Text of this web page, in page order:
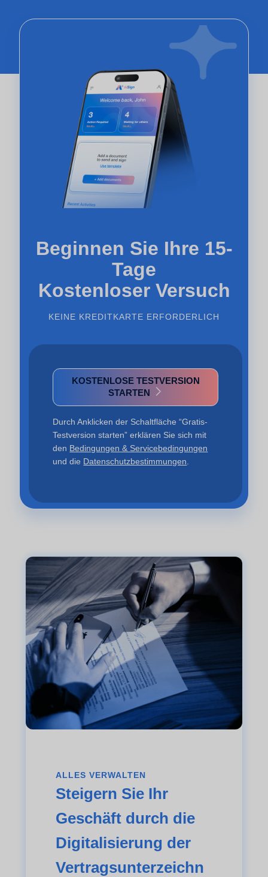
Beginnen Sie Ihre 15-
Tage
Kostenloser Versuch
KEINE KREDITKARTE ERFORDERLICH
KOSTENLOSE TESTVERSION
STARTEN
Durch Anklicken der Schaltfläche “Gratis-
Testversion starten” erklären Sie sich mit
den Bedingungen & Servicebedingungen
und die Datenschutzbestimmungen
ALLES VERWALTEN
Steigern Sie Ihr
Geschäft durch die
Digitalisierung der
Vertragsunterzeichn